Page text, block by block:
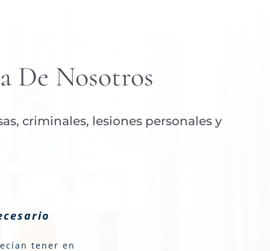
De Nosotros
criminales, lesiones personales y
tener en